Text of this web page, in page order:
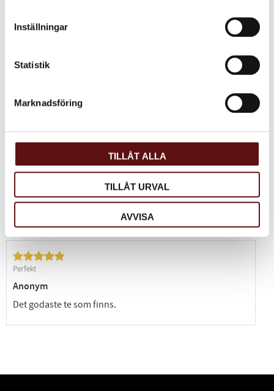
Inställningar
Statistik
Marknadsföring
TILLÅT ALLA
TILLÅT URVAL
AVVISA
Facebook
Twitter
Produktens betyg
Perfekt
Anonym
Det godaste te som finns.